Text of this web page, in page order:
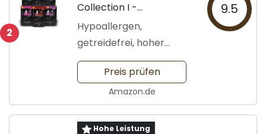
2
Collection I -
Katzenfutter
Hypoallergen,
getreidefrei, hoher
Fleischanteil
9.5
Preis prüfen
Amazon.de
Hohe Leistung